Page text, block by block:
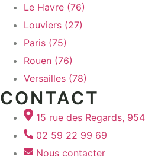
Le Havre (76)
Louviers (27)
Paris (75)
Rouen (76)
Versailles (78)
CONTACT
15 rue des Regards,
02 59 22 99 69
Nous contacter